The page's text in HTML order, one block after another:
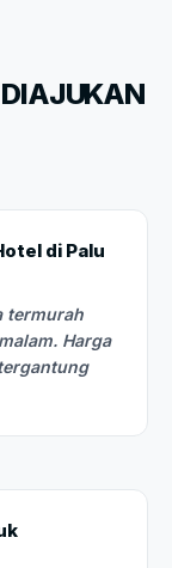
DIAJUKAN
di Palu
termurah
Harga